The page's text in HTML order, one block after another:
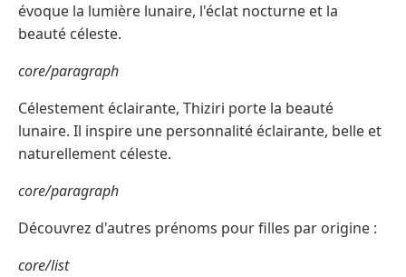
évoque la lumière lunaire, l'éclat nocturne et la
beauté céleste.
core/paragraph
Célestement éclairante, Thiziri porte la beauté
lunaire. Il inspire une personnalité éclairante, belle et
naturellement céleste.
core/paragraph
Découvrez d'autres prénoms pour filles par origine :
core/list